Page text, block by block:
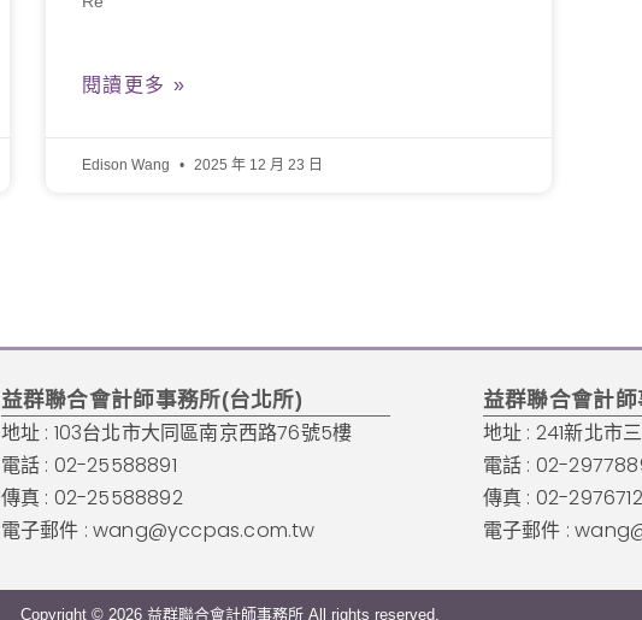
閱讀更多 »
Edison Wang 2025 年 12 月 23 日
益群聯合會計師事務所(台北所)
地址 : 103台北市大同區南京西路76號5樓
電話 : 02-25588891
傳真 : 02-25588892
電子郵件 : wang@yccpas.com.tw
益群聯合會計
地址 : 241新北市
電話 : 02-
傳真 : 02-
電子郵件 :
Copyright © 2026 益群聯合會計師事務所 All rights reserved.